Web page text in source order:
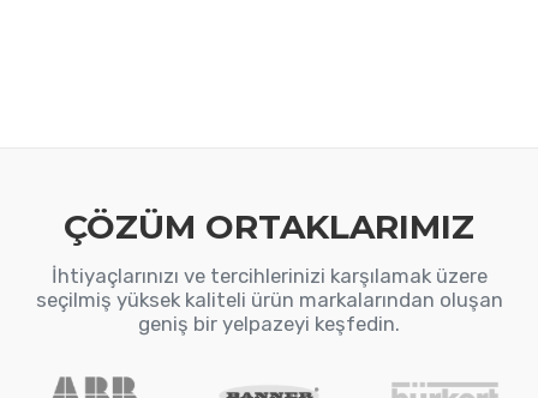
ÇÖZÜM ORTAKLARIMIZ
İhtiyaçlarınızı ve tercihlerinizi karşılamak üzere
seçilmiş yüksek kaliteli ürün markalarından oluşan
geniş bir yelpazeyi keşfedin.